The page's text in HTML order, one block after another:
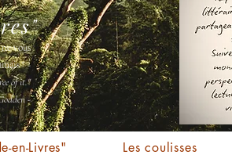
vous
" -
of it."
-
en-Livres" Les coulisses